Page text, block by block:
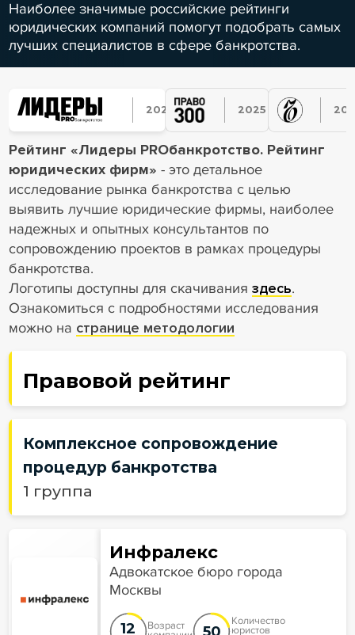
Наиболее значимые российские рейтинги
юридических компаний помогут подобрать самых
лучших специалистов в сфере банкротства.
2025
2024
2025
2023
2025
2023
Рейтинг «Лидеры PROбанкротство. Рейтинг
юридических фирм» - это детальное
исследование рынка банкротства с целью
выявить лучшие юридические фирмы, наиболее
надежных и опытных консультантов по
сопровождению проектов в рамках процедуры
банкротства.
Логотипы доступны для скачивания здесь.
Ознакомиться с подробностями исследования
можно на странице методологии
Правовой рейтинг
Комплексное сопровождение
процедур банкротства
1 группа
Инфралекс
Адвокатское бюро города
Москвы
12 Возраст 50
Количество
юристов